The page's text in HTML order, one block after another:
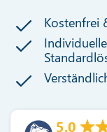
Kostenfrei
5.0